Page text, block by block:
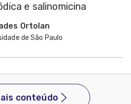
e salinomicina
Ortolan
de São Paulo
conteúdo